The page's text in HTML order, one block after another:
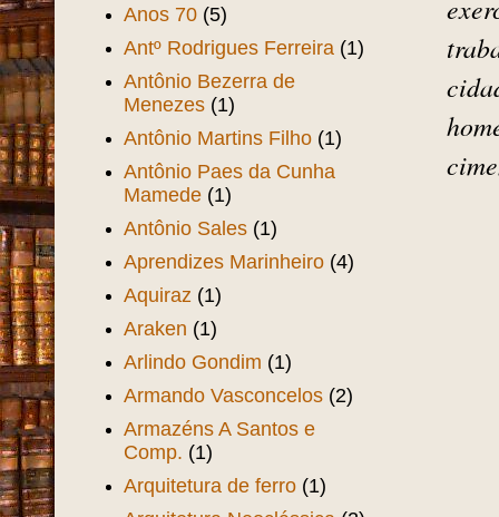
vous
Aniversário de Sobral
Anos 20 (5)
Anos 30 (10)
Anos 40 (7)
Anos 60 (4)
Anos 70
(5)
Antº Rodrigues Ferreira
Antônio Bezerra de
Menezes (1)
Antônio Martins Filho
Antônio Paes da Cunha
Mamede (1)
Antônio Sales (1)
Aprendizes Marinheiro
Aquiraz (1)
Araken (1)